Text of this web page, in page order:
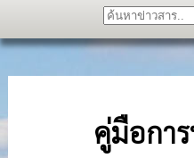
คู่มือกา